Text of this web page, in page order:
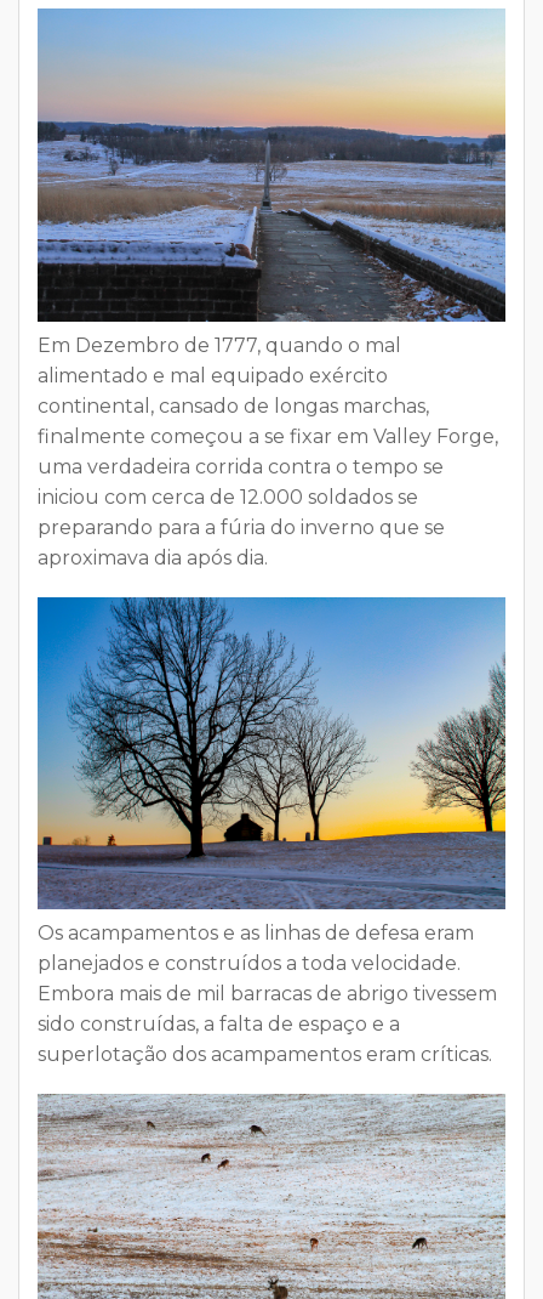
Em Dezembro de 1777, quando o mal
alimentado e mal equipado exército
continental, cansado de longas marchas,
finalmente começou a se fixar em Valley Forge,
uma verdadeira corrida contra o tempo se
iniciou com cerca de 12.000 soldados se
preparando para a fúria do inverno que se
aproximava dia após dia.
Os acampamentos e as linhas de defesa eram
planejados e construídos a toda velocidade.
Embora mais de mil barracas de abrigo tivessem
sido construídas, a falta de espaço e a
superlotação dos acampamentos eram críticas.